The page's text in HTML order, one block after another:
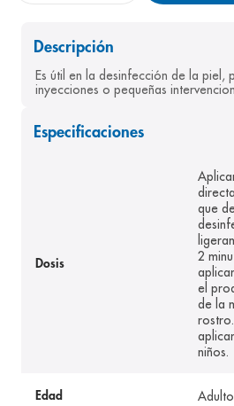
Descripción
Es útil en la desinfección de la piel,
inyecciones o pequeñas
Especificaciones
Dosis
que
2
el
de la
niños.
Edad Adulto
7. shampoo
8. desodorante
10